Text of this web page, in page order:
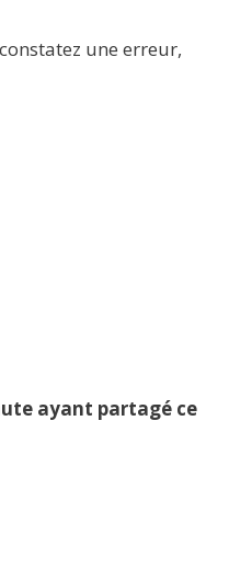
une erreur,
ayant partagé ce